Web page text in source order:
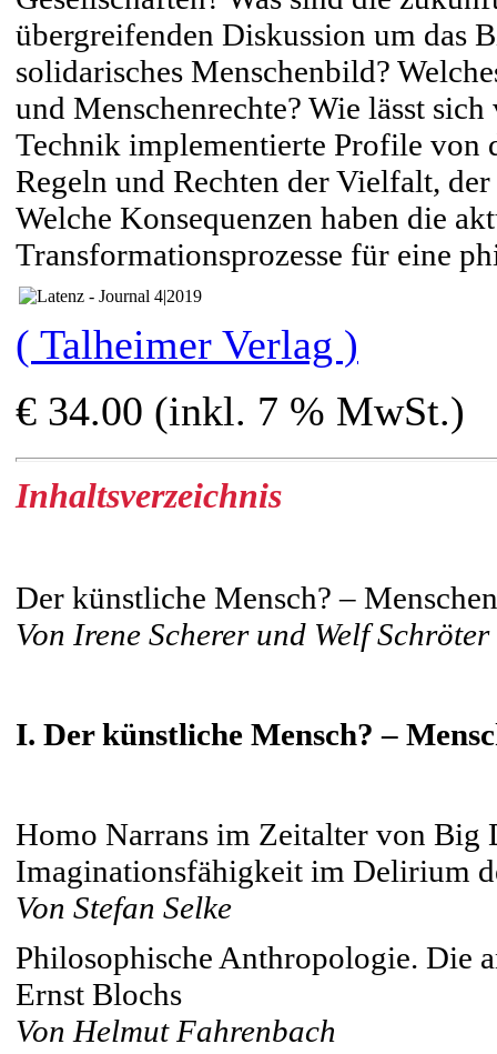
übergreifenden Diskussion um das
solidarisches Menschenbild?
und Menschenrechte? Wie lässt
Technik implementierte Profile von
Regeln und Rechten der Vielfalt,
Welche Konsequenzen haben die
Transformationsprozesse für eine
( Talheimer Verlag )
€ 34.00 (inkl. 7 % MwSt.)
Inhaltsverzeichnis
Der künstliche Mensch? –
Von Irene Scherer und Welf Schröter
I. Der künstliche Mensch? –
Homo Narrans im Zeitalter von Big
Imaginationsfähigkeit im Delirium
Von Stefan Selke
Philosophische Anthropologie. Die
Ernst Blochs
Von Helmut Fahrenbach